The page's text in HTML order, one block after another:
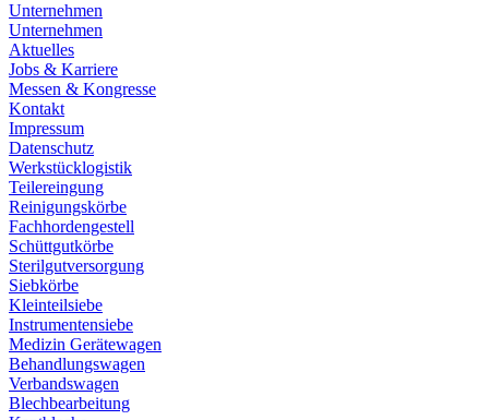
Unternehmen
Unternehmen
Aktuelles
Jobs & Karriere
Messen & Kongresse
Kontakt
Impressum
Datenschutz
Werkstücklogistik
Teilereingung
Reinigungskörbe
Fachhordengestell
Schüttgutkörbe
Sterilgutversorgung
Siebkörbe
Kleinteilsiebe
Instrumentensiebe
Medizin Gerätewagen
Behandlungswagen
Verbandswagen
Blechbearbeitung